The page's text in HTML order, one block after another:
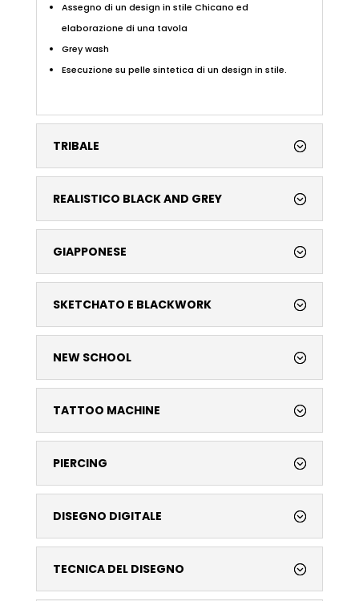
Assegno di un design in stile Chicano ed
elaborazione di una tavola
Grey wash
Esecuzione su pelle sintetica di un design in stile.
TRIBALE
REALISTICO BLACK AND GREY
GIAPPONESE
SKETCHATO E BLACKWORK
NEW SCHOOL
TATTOO MACHINE
PIERCING
DISEGNO DIGITALE
TECNICA DEL DISEGNO